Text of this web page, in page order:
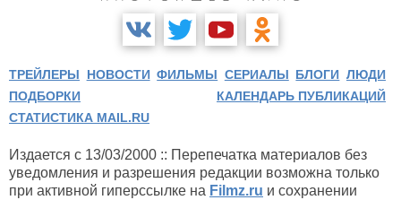
ТРЕЙЛЕРЫ НОВОСТИ ФИЛЬМЫ СЕРИАЛЫ БЛОГИ ЛЮДИ
ПОДБОРКИ
КАЛЕНДАРЬ ПУБЛИКАЦИЙ
СТАТИСТИКА MAIL.RU
Издается с 13/03/2000 :: Перепечатка материалов без
уведомления и разрешения редакции возможна только
при активной гиперссылке на Filmz.ru и сохранении